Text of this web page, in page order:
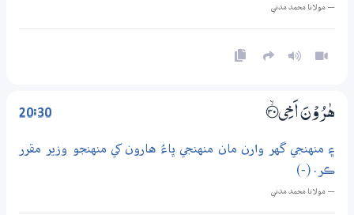
— مولانا محمد مدني
20:30 هٰرُوْنَ اَخِي ؀ۙ30
۽ منهنجي گهر وارن مان منهنجي ڀاءُ هارون کي منهنجو وزير مقرر
ڪر. (-)
— مولانا محمد مدني